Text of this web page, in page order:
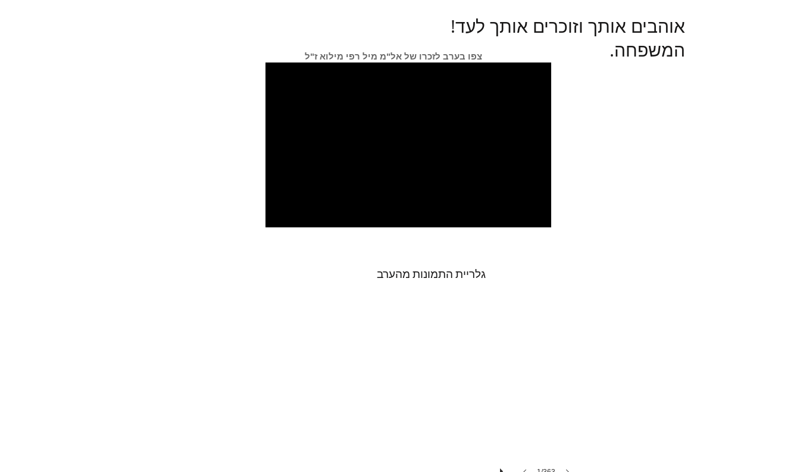
אוהבים אותך וזוכרים אותך לעד!
המשפחה.
צפו בערב לזכרו של אל"מ מיל רפי מילוא ז"ל
גלריית התמונות מהערב